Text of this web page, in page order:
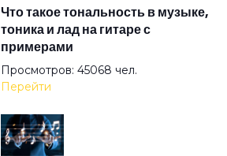
В подвенечном
Василиск
Вернемся в Питер
Что такое тональность в музыке,
тоника и лад на гитаре с
примерами
Просмотров: 45068 чел.
Перейти